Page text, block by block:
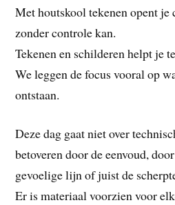
Met houtskool tekenen opent
zonder controle kan.
Tekenen en schilderen helpt je
We leggen de focus vooral op
ontstaan.
Deze dag gaat niet over
betoveren door de eenvoud,
gevoelige lijn of juist de
Er is materiaal voorzien voor